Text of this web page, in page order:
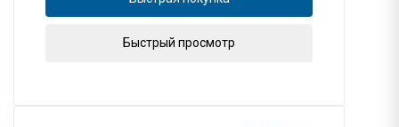
Быстрый просмотр